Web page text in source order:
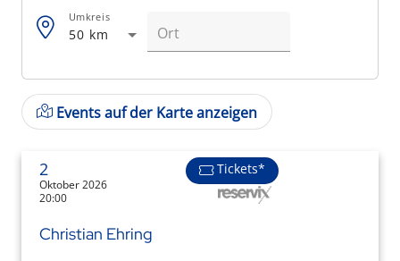
50 km
Umkreis
Events auf der Karte anzeigen
2
Oktober 2026
20:00
Tickets*
Christian Ehring